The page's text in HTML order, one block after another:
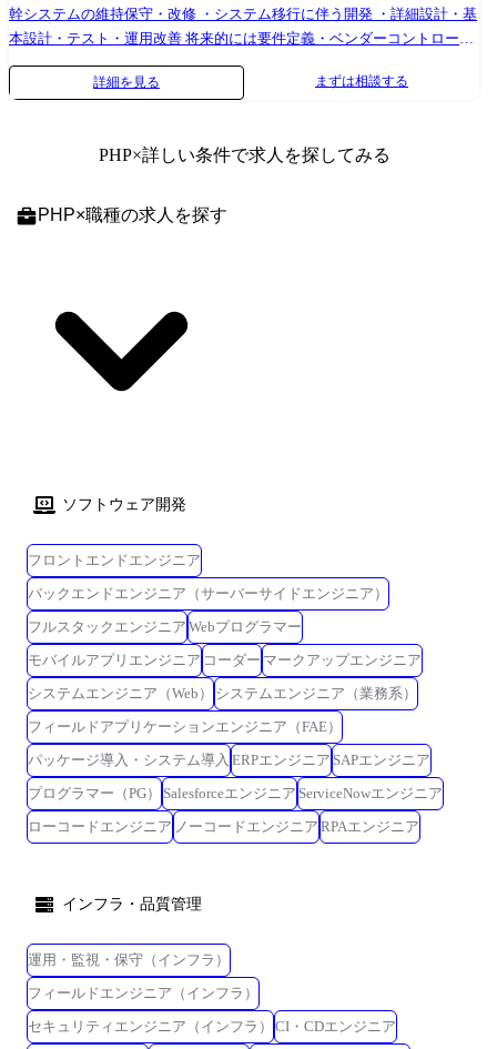
幹システムの維持保守・改修 ・システム移行に伴う開発 ・詳細設計・基
本設計・テスト・運用改善 将来的には要件定義・ベンダーコントロー
ル・PM/PLへステップアップ可能! ～使用技術例(※いずれかの経験があ
れば歓迎)～ Java/C#/Python/Oracle/Linux/AWS など ● 情報システム部門
発 ・システム管理、運用改善、セキュリティ対応 多様な技術に触れなが
があれば歓迎)～ Java/VB.NET/C++/C♯/COBOL/PL/SQL/RPA/AWS・Azure/
験 ・C#の使用経験 ・VB.VETの使用経験 ・RFID/QR/バーコードの作成
と読み取り処理の経験 etc. ●勤務地 福岡県東比恵 ②AWSシステム開発
●業務内容 ・web画面のアジャイル開発 ・AWSを用いた開発 ●活かせる
ご経験/スキル ・Java、JavaScript、HTMLを利用したWebシステム開発経
詳細を見る まずは相談する
PHP×詳しい条件で求人を探してみる
PHP×職種の求人を探す
ソフトウェア開発
フロントエンドエンジニア
バックエンドエンジニア（サーバーサイドエンジニア）
フルスタックエンジニア Webプログラマー
モバイルアプリエンジニア コーダー マークアップエンジニア
システムエンジニア（Web）
システムエンジニア（業務系）
フィールドアプリケーションエンジニア（FAE）
パッケージ導入・システム導入 ERPエンジニア SAPエンジニア
プログラマー（PG）
Salesforceエンジニア ServiceNowエンジニア
ローコードエンジニア ノーコードエンジニア RPAエンジニア
インフラ・品質管理
運用・監視・保守（インフラ）
フィールドエンジニア（インフラ）
セキュリティエンジニア（インフラ）
CI・CDエンジニア